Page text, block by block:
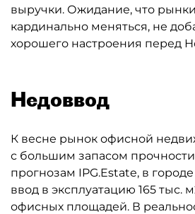
выручки. Ожидание, что
кардинально меняться, не
хорошего настроения перед
Недоввод
К весне рынок офисной
с большим запасом
прогнозам IPG.Estate, в
ввод в эксплуатацию 165 тыс.
офисных площадей. В